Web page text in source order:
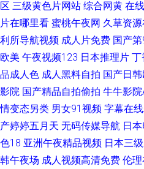
区 三级黄色片网站 综合网黄 在
片在哪里看 蜜桃午夜网 久草资源
利所导航视频 成人片免费 国产
欧美 午夜视频123 日本推理片 丁
品成人色 成人黑料自拍 国产日
影院 国产精品自拍偷拍 牛牛影院
情变态另类 男女91视频 字幕在
产婷婷五月天 无码传媒导航 日
色18 亚洲午夜精品视频 日本三
韩午夜场 成人视频高清免费 伦